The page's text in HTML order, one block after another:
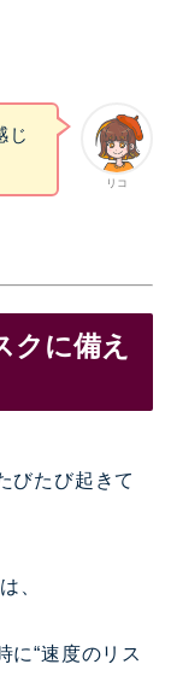
リコ
じ
に備え
びたび起きて
、
に“速度のリス